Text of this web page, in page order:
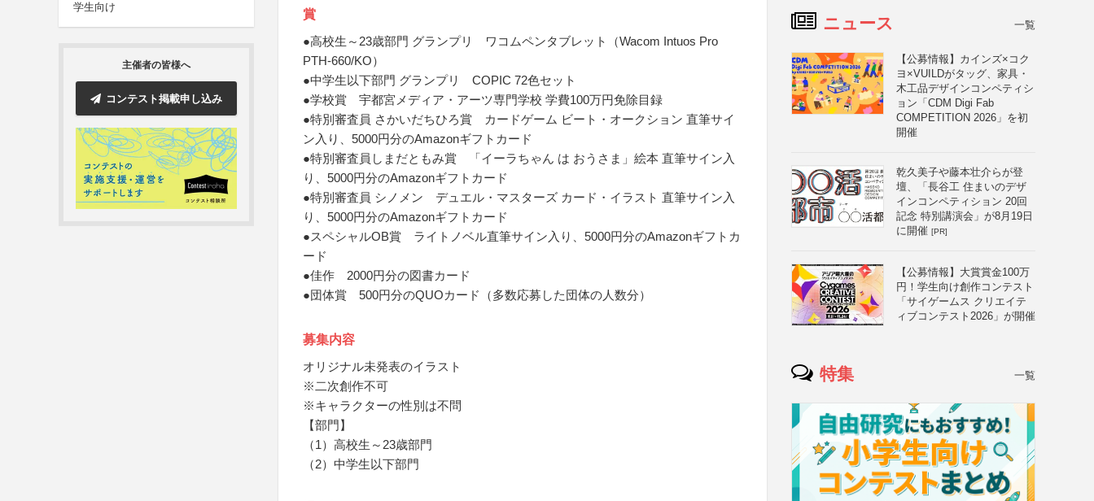
学生向け
主催者の皆様へ
コンテスト掲載申し込み
賞
●高校生～23歳部門 グランプリ ワコムペンタブレット（Wacom Intuos Pro
PTH-660/KO）
●中学生以下部門 グランプリ COPIC 72色セット
●学校賞 宇都宮メディア・アーツ専門学校 学費100万円免除目録
●特別審査員 さかいだちひろ賞 カードゲーム ビート・オークション 直筆サイ
ン入り、5000円分のAmazonギフトカード
●特別審査員しまだともみ賞 「イーラちゃん は おうさま」絵本 直筆サイン入
り、5000円分のAmazonギフトカード
●特別審査員 シノメン デュエル・マスターズ カード・イラスト 直筆サイン入
り、5000円分のAmazonギフトカード
●スペシャルOB賞 ライトノベル直筆サイン入り、5000円分のAmazonギフトカ
ード
●佳作 2000円分の図書カード
●団体賞 500円分のQUOカード（多数応募した団体の人数分）
募集内容
オリジナル未発表のイラスト
※二次創作不可
※キャラクターの性別は不問
【部門】
（1）高校生～23歳部門
（2）中学生以下部門
ニュース 一覧
【公募情報】カインズ×コク
ヨ×VUILDがタッグ、家具・
木工品デザインコンペティシ
ョン「CDM Digi Fab
COMPETITION 2026」を初
開催
乾久美子や藤本壮介らが登
壇、「長谷工 住まいのデザ
インコンペティション 20回
記念 特別講演会」が8月19日
に開催 [PR]
【公募情報】大賞賞金100万
円！学生向け創作コンテスト
「サイゲームス クリエイテ
ィブコンテスト2026」が開催
特集 一覧